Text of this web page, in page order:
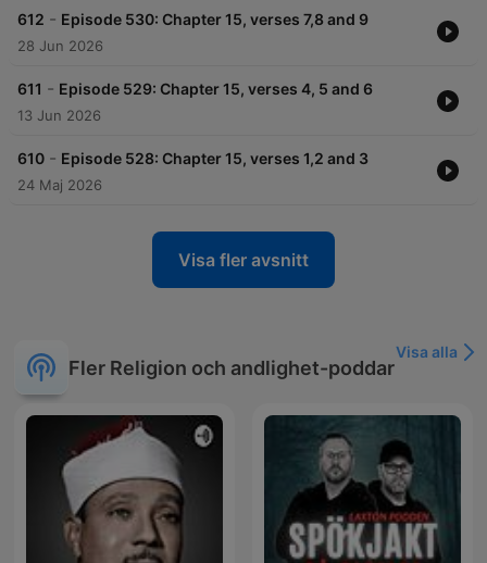
612 - Episode 530: Chapter 15, verses 7,8 and 9
28 Jun 2026
611 - Episode 529: Chapter 15, verses 4, 5 and 6
13 Jun 2026
610 - Episode 528: Chapter 15, verses 1,2 and 3
24 Maj 2026
Visa fler avsnitt
Fler Religion och andlighet-poddar
Visa alla